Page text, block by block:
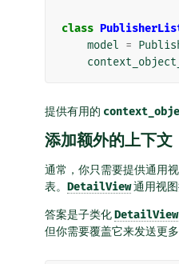
class
model =
提供有用的
添加额外的上下文
通常，你只需要提供通用
表。 DetailView通用视图
答案是子类化DetailView
但你需要覆盖它来发送更多